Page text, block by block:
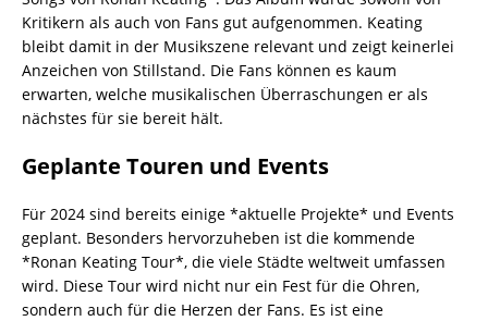
Kritikern als auch von Fans gut aufgenommen. Keating
bleibt damit in der Musikszene relevant und zeigt keinerlei
Anzeichen von Stillstand. Die Fans können es kaum
erwarten, welche musikalischen Überraschungen er als
nächstes für sie bereit hält.
Geplante Touren und Events
Für 2024 sind bereits einige *aktuelle Projekte* und Events
geplant. Besonders hervorzuheben ist die kommende
*Ronan Keating Tour*, die viele Städte weltweit umfassen
wird. Diese Tour wird nicht nur ein Fest für die Ohren,
sondern auch für die Herzen der Fans. Es ist eine